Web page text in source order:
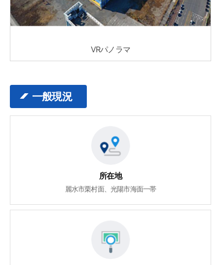
VRパノラマ
一般現況
所在地
麗水市栗村面、光陽市海面一帯